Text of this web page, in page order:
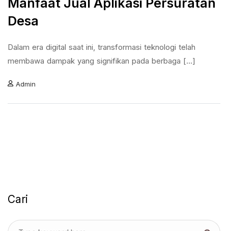
Desa
Dalam era digital saat ini, transformasi teknologi telah
membawa dampak yang signifikan pada berbaga [...]
Admin
Cari